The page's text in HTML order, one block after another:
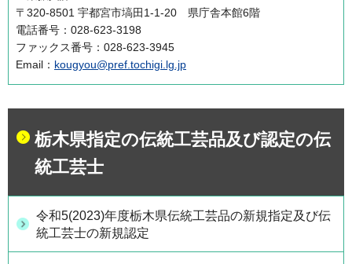
〒320-8501 宇都宮市塙田1-1-20 県庁舎本館6階
電話番号：028-623-3198
ファックス番号：028-623-3945
Email： kougyou@pref.tochigi.lg.jp
栃木県指定の伝統工芸品及び認定の伝
統工芸士
令和5(2023)年度栃木県伝統工芸品の新規指定及び伝
統工芸士の新規認定